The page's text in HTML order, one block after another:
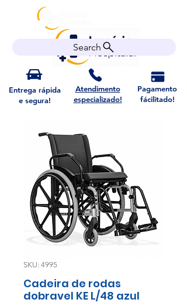
Search
Entrega rápida
e segura!
Atendimento
especializado!
Pagamento
fácilitado!
SKU: 4995
Cadeira de rodas
dobravel KE L/48 azul